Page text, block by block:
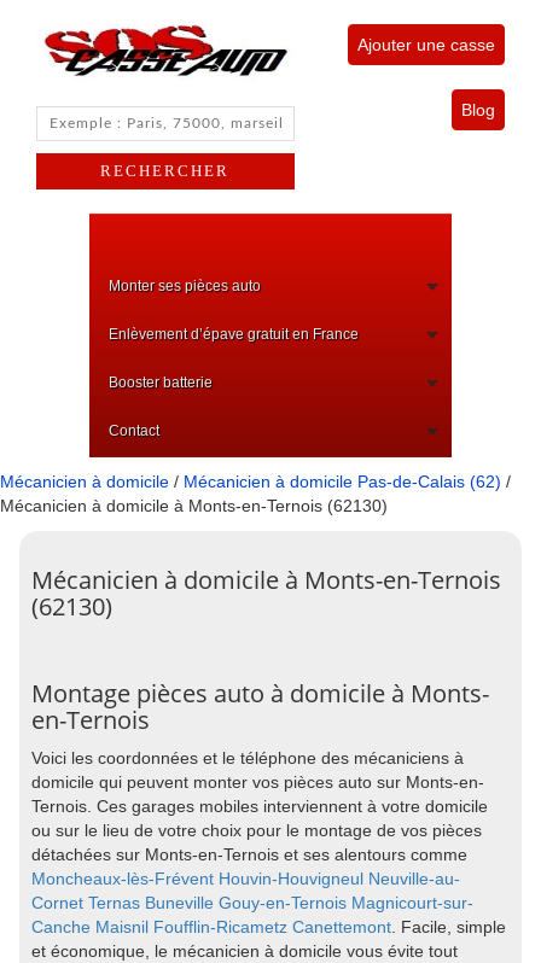
Ajouter une casse
Blog
Monter ses pièces auto
Enlèvement d’épave gratuit en France
Booster batterie
Contact
Mécanicien à domicile / Mécanicien à domicile Pas-de-Calais (62) /
Mécanicien à domicile à Monts-en-Ternois (62130)
Mécanicien à domicile à Monts-en-Ternois
(62130)
Montage pièces auto à domicile à Monts-
en-Ternois
Voici les coordonnées et le téléphone des mécaniciens à
domicile qui peuvent monter vos pièces auto sur Monts-en-
Ternois. Ces garages mobiles interviennent à votre domicile
ou sur le lieu de votre choix pour le montage de vos pièces
détachées sur Monts-en-Ternois et ses alentours comme
Moncheaux-lès-Frévent Houvin-Houvigneul Neuville-au-
Cornet Ternas Buneville Gouy-en-Ternois Magnicourt-sur-
Canche Maisnil Foufflin-Ricametz Canettemont. Facile, simple
et économique, le mécanicien à domicile vous évite tout